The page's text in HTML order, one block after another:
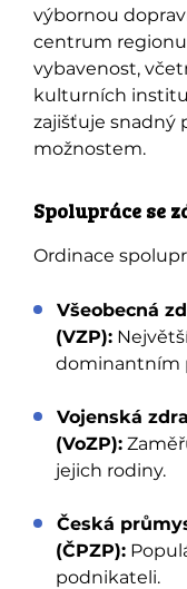
výbornou
centrum
vybavenost,
kulturních
zajišťuje snadný
možnostem.
Spolupráce se
Ordinace
Všeobecná
(VZP):
dominantním
Vojenská
(VoZP):
jejich rodiny.
Česká
(ČPZP):
podnikateli.